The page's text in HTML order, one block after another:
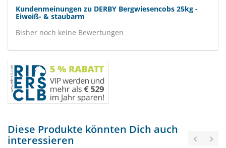
Kundenmeinungen zu DERBY Bergwiesencobs 25kg -
Eiweiß- & staubarm
Bisher noch keine Bewertungen
Diese Produkte könnten Dich auch
interessieren